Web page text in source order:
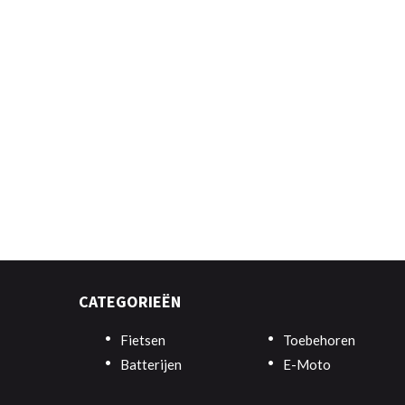
CATEGORIEËN
Fietsen
Toebehoren
Batterijen
E-Moto